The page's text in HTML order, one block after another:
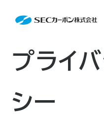
会社案内TOP
製品情報
ファインパウダー
アルミニウム製錬用
人造黒鉛電極
ものづくりの流れ(生
品質管理
工場について
IR情報
IR情報TOP
資料ダウンロード
採用情報
お問い合わせ
Privacy Policy
プライ
シー